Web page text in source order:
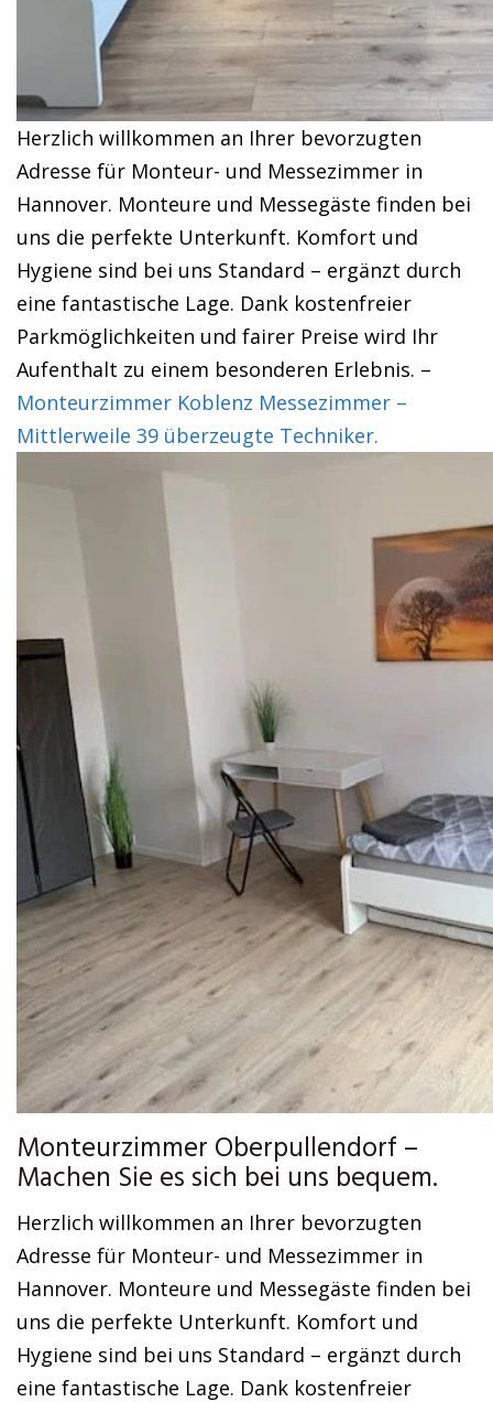
Herzlich willkommen an Ihrer bevorzugten
Adresse für Monteur- und Messezimmer in
Hannover. Monteure und Messegäste finden bei
uns die perfekte Unterkunft. Komfort und
Hygiene sind bei uns Standard – ergänzt durch
eine fantastische Lage. Dank kostenfreier
Parkmöglichkeiten und fairer Preise wird Ihr
Aufenthalt zu einem besonderen Erlebnis. –
Monteurzimmer Koblenz Messezimmer –
Mittlerweile 39 überzeugte Techniker.
Monteurzimmer Oberpullendorf –
Machen Sie es sich bei uns bequem.
Herzlich willkommen an Ihrer bevorzugten
Adresse für Monteur- und Messezimmer in
Hannover. Monteure und Messegäste finden bei
uns die perfekte Unterkunft. Komfort und
Hygiene sind bei uns Standard – ergänzt durch
eine fantastische Lage. Dank kostenfreier